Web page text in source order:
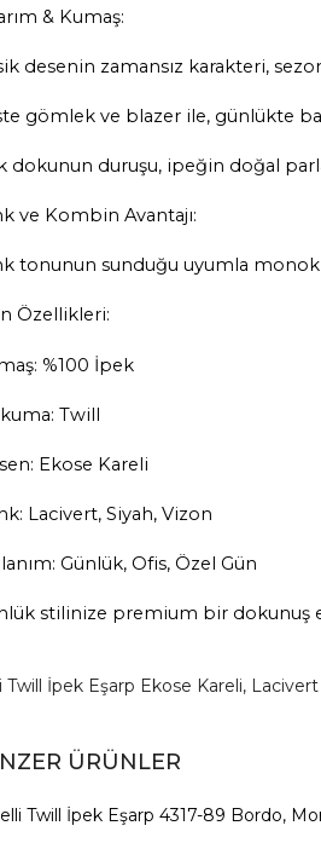
& Kumaş:
desenin zamansız karakteri,
gömlek ve blazer ile, günlükte
dokunun duruşu, ipeğin doğal
ve Kombin Avantajı:
tonunun sunduğu uyumla
Özellikleri:
%100 İpek
Twill
Ekose Kareli
Lacivert, Siyah, Vizon
Günlük, Ofis, Özel Gün
stilinize premium bir dokunuş
Twill İpek Eşarp Ekose Kareli,
ÜRÜNLER